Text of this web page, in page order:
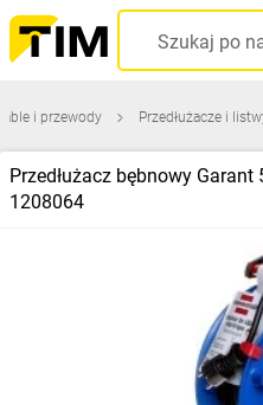
i przewody Przedłużacze i
Przedłużacz bębnowy Garant
1208064